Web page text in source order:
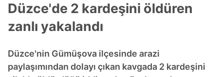
Düzce'de 2 kardeşini öldüren
zanlı yakalandı
Düzce'nin Gümüşova ilçesinde arazi
paylaşımından dolayı çıkan kavgada 2 kardeşini